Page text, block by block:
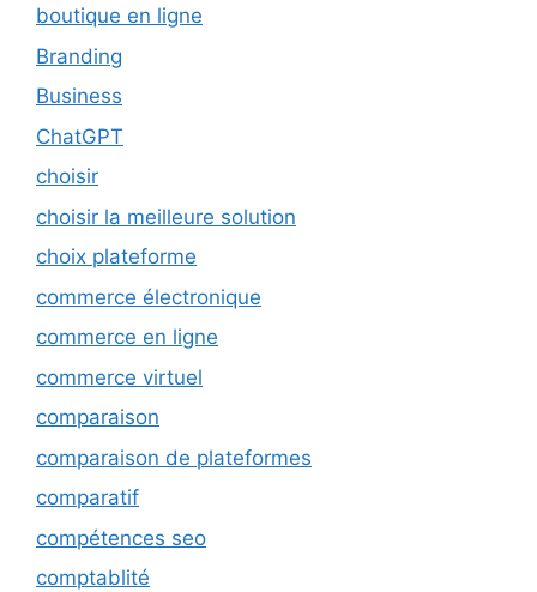
boutique en ligne
Branding
Business
ChatGPT
choisir
choisir la meilleure solution
choix plateforme
commerce électronique
commerce en ligne
commerce virtuel
comparaison
comparaison de plateformes
comparatif
compétences seo
comptablité